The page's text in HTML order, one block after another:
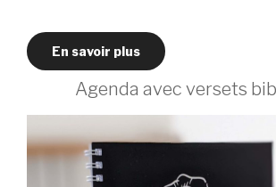
En savoir plus
Agenda avec versets